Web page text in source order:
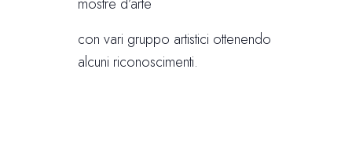
con vari gruppo artistici ottenendo
alcuni riconoscimenti.